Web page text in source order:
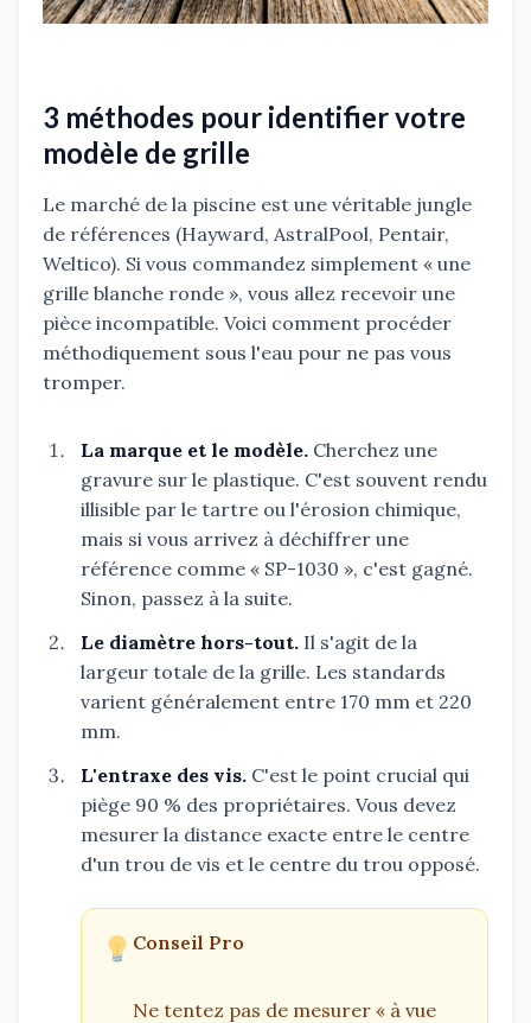
3 méthodes pour identifier votre
modèle de grille
Le marché de la piscine est une véritable jungle
de références (Hayward, AstralPool, Pentair,
Weltico). Si vous commandez simplement « une
grille blanche ronde », vous allez recevoir une
pièce incompatible. Voici comment procéder
méthodiquement sous l'eau pour ne pas vous
tromper.
La marque et le modèle. Cherchez une
gravure sur le plastique. C'est souvent rendu
illisible par le tartre ou l'érosion chimique,
mais si vous arrivez à déchiffrer une
référence comme « SP-1030 », c'est gagné.
Sinon, passez à la suite.
Le diamètre hors-tout. Il s'agit de la
largeur totale de la grille. Les standards
varient généralement entre 170 mm et 220
mm.
L'entraxe des vis. C'est le point crucial qui
piège 90 % des propriétaires. Vous devez
mesurer la distance exacte entre le centre
d'un trou de vis et le centre du trou opposé.
Conseil Pro
Ne tentez pas de mesurer « à vue